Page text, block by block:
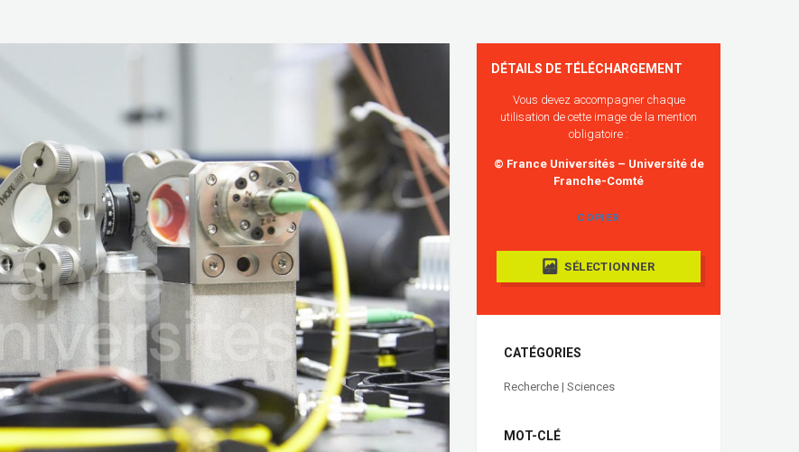
DÉTAILS DE TÉLÉCHARGEMENT
Vous devez accompagner chaque
utilisation de cette image de la mention
obligatoire :
© France Universités – Université de
Franche-Comté
COPIER
SÉLECTIONNER
CATÉGORIES
Recherche | Sciences
MOT-CLÉ